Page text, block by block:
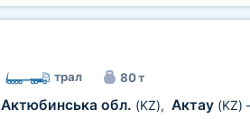
трал 80 т
Актюбинська обл. (KZ), Актау (KZ)